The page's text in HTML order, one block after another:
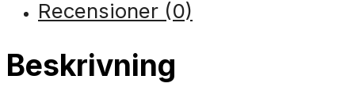
Recensioner (0)
Beskrivning